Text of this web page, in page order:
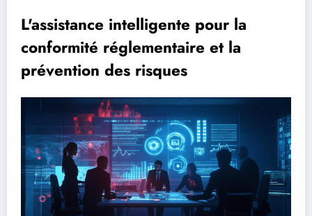
L'assistance intelligente pour la
conformité réglementaire et la
prévention des risques